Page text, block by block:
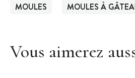
MOULES MOULES À
Vous aimerez